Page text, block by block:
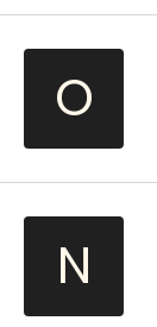
O
N